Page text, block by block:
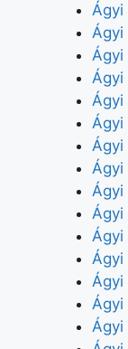
Ágyi
Ágyi
Ágyi
Ágyi
Ágyi
Ágyi
Ágyi
Ágyi
Ágyi
Ágyi
Ágyi
Ágyi
Ágyi
Ágyi
Ágyi